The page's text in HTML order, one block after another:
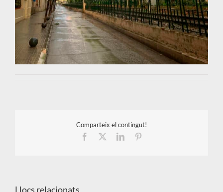
Comparteix el contingut!
Facebook
LinkedIn
Llocs relacionats